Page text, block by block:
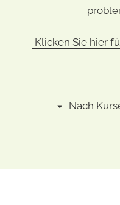
Klicken Sie hier
Nach